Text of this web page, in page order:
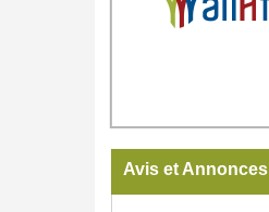
Avis et Annonces